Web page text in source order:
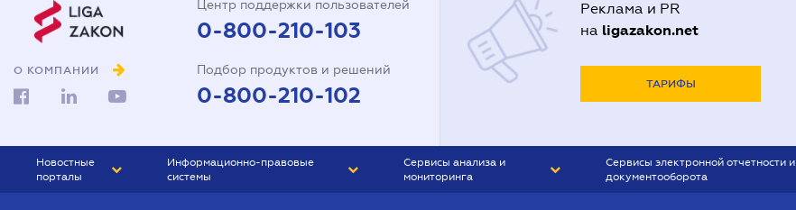
О КОМПАНИИ
Центр поддержки пользователей
0-800-210-103
Подбор продуктов и решений
0-800-210-102
Реклама и PR
на ligazakon.net
ТАРИФЫ
Новостные
порталы
Информационно-правовые
системы
Сервисы анализа и
мониторинга
Сервисы электронной отчетности и
документооборота